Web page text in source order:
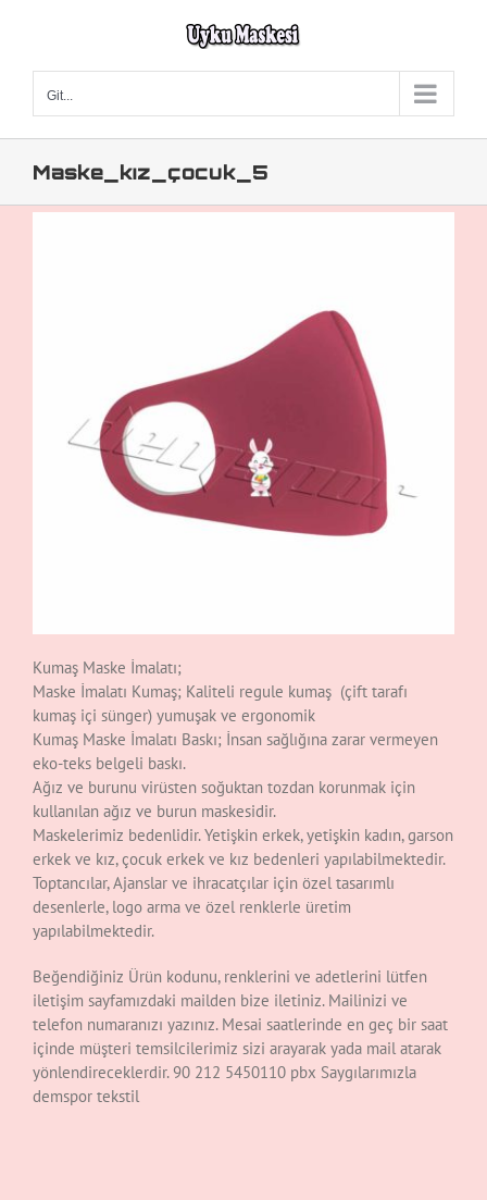
Git...
Maske_kız_çocuk_5
Kumaş Maske İmalatı;
Maske İmalatı Kumaş; Kaliteli regule kumaş (çift tarafı
kumaş içi sünger) yumuşak ve ergonomik
Kumaş Maske İmalatı Baskı; İnsan sağlığına zarar vermeyen
eko-teks belgeli baskı.
Ağız ve burunu virüsten soğuktan tozdan korunmak için
kullanılan ağız ve burun maskesidir.
Maskelerimiz bedenlidir. Yetişkin erkek, yetişkin kadın, garson
erkek ve kız, çocuk erkek ve kız bedenleri yapılabilmektedir.
Toptancılar, Ajanslar ve ihracatçılar için özel tasarımlı
desenlerle, logo arma ve özel renklerle üretim
yapılabilmektedir.
Beğendiğiniz Ürün kodunu, renklerini ve adetlerini lütfen
iletişim sayfamızdaki mailden bize iletiniz. Mailinizi ve
telefon numaranızı yazınız. Mesai saatlerinde en geç bir saat
içinde müşteri temsilcilerimiz sizi arayarak yada mail atarak
yönlendireceklerdir. 90 212 5450110 pbx Saygılarımızla
demspor tekstil